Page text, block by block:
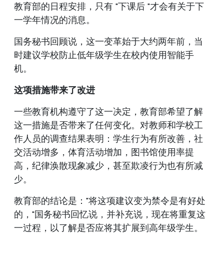
教育部的日程安排，只有 "下课后 "才会有关于下
一学年情况的消息。
国务秘书回顾说，这一变革始于大约两年前，当
时建议学校防止低年级学生在校内使用智能手
机。
这项措施带来了改进
一些教育机构遵守了这一决定，教育部希望了解
这一措施是否带来了任何变化。对教师和学校工
作人员的调查结果表明：学生行为有所改善，社
交活动增多，体育活动增加，图书馆使用率提
高，纪律涣散现象减少，甚至欺凌行为也有所减
少。
教育部的结论是："将这项建议变为禁令是有好处
的，"国务秘书回忆说，并补充说，现在将重复这
一过程，以了解是否应将其扩展到高年级学生。